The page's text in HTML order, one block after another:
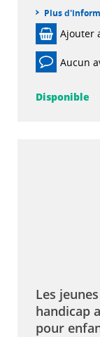
Plus
Ajouter
Aucun
Disponible
Les
handicap
pour